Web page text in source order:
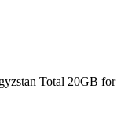
Total 20GB for